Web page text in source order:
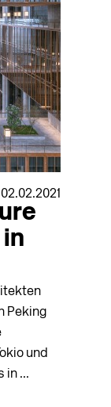
02.02.2021
Peking
und
in ...